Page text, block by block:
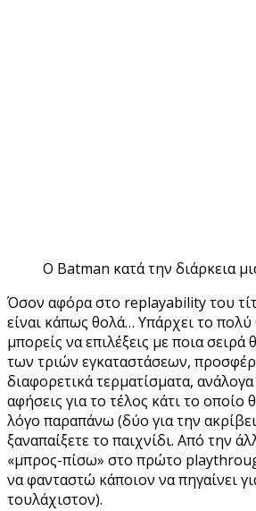
Ο Batman κατά την διάρκεια
Όσον αφόρα στο replayability του
είναι κάπως θολά… Υπάρχει το πολύ
μπορείς να επιλέξεις με ποια σειρά
των τριών εγκαταστάσεων,
διαφορετικά τερματίσματα,
αφήσεις για το τέλος κάτι το οποίο
λόγο παραπάνω (δύο για την
ξαναπαίξετε το παιχνίδι. Από την
«μπρος-πίσω» στο πρώτο
να φανταστώ κάποιον να πηγαίνει
τουλάχιστον).